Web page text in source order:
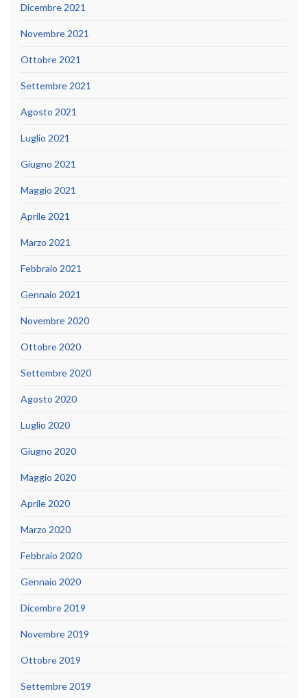
Dicembre 2021
Novembre 2021
Ottobre 2021
Settembre 2021
Agosto 2021
Luglio 2021
Giugno 2021
Maggio 2021
Aprile 2021
Marzo 2021
Febbraio 2021
Gennaio 2021
Novembre 2020
Ottobre 2020
Settembre 2020
Agosto 2020
Luglio 2020
Giugno 2020
Maggio 2020
Aprile 2020
Marzo 2020
Febbraio 2020
Gennaio 2020
Dicembre 2019
Novembre 2019
Ottobre 2019
Settembre 2019